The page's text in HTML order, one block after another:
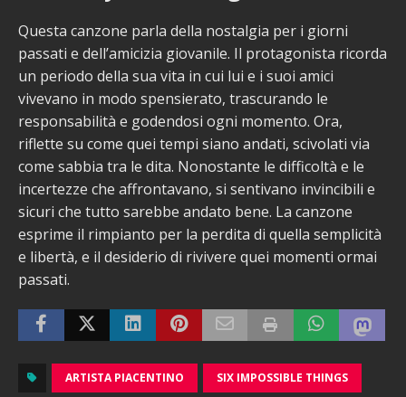
Questa canzone parla della nostalgia per i giorni
passati e dell’amicizia giovanile. Il protagonista ricorda
un periodo della sua vita in cui lui e i suoi amici
vivevano in modo spensierato, trascurando le
responsabilità e godendosi ogni momento. Ora,
riflette su come quei tempi siano andati, scivolati via
come sabbia tra le dita. Nonostante le difficoltà e le
incertezze che affrontavano, si sentivano invincibili e
sicuri che tutto sarebbe andato bene. La canzone
esprime il rimpianto per la perdita di quella semplicità
e libertà, e il desiderio di rivivere quei momenti ormai
passati.
ARTISTA PIACENTINO SIX IMPOSSIBLE THINGS